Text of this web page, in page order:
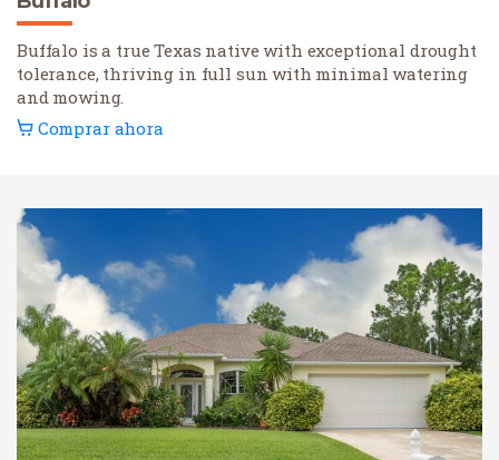
Buffalo is a true Texas native with exceptional drought
tolerance, thriving in full sun with minimal watering
and mowing.
Comprar ahora